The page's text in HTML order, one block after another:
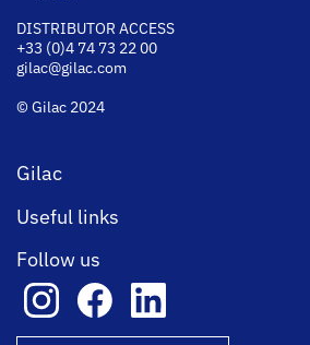
DISTRIBUTOR ACCESS
+33 (0)4 74 73 22 00
gilac@gilac.com
© Gilac 2024
Gilac
Useful links
Follow us